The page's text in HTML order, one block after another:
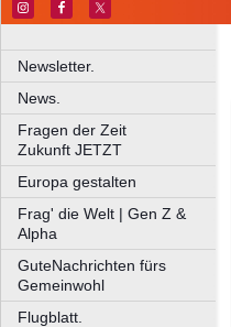
Newsletter.
News.
Fragen der Zeit
Zukunft JETZT
Europa gestalten
Frag' die Welt | Gen Z &
Alpha
GuteNachrichten fürs
Gemeinwohl
Flugblatt.